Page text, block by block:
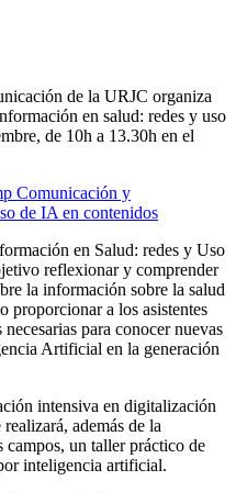
de la URJC organiza
en salud: redes y uso
de 10h a 13.30h en el
en Salud: redes y Uso
reflexionar y comprender
la información sobre la salud
proporcionar a los asistentes
para conocer nuevas
Artificial en la generación
intensiva en digitalización
además de la
campos, un taller práctico de
inteligencia artificial.